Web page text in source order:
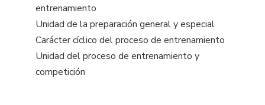
entrenamiento
Unidad de la preparación general y especial
Carácter cíclico del proceso de entrenamiento
Unidad del proceso de entrenamiento y
competición